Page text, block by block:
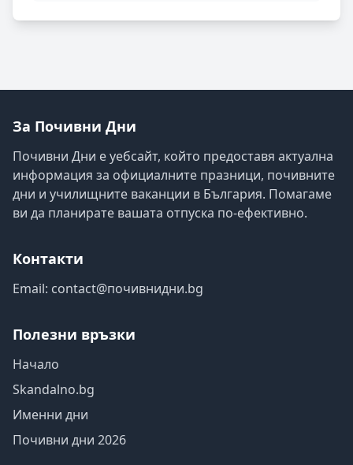
За Почивни Дни
Почивни Дни е уебсайт, който предоставя актуална
информация за официалните празници, почивните
дни и училищните ваканции в България. Помагаме
ви да планирате вашата отпуска по-ефективно.
Контакти
Email: contact@почивнидни.bg
Полезни връзки
Начало
Skandalno.bg
Именни дни
Почивни дни 2026